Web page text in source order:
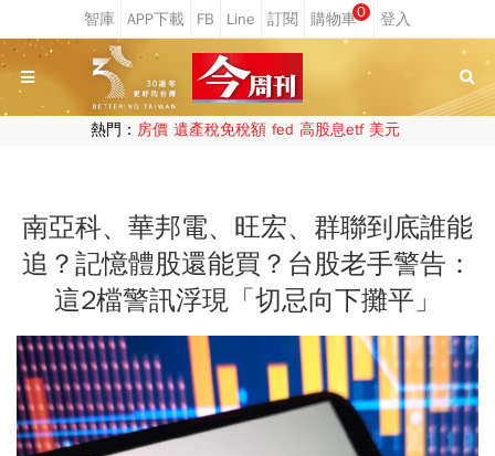
0
熱門： 房價 遺產稅免稅額 fed 高股息etf 美元
南亞科、華邦電、旺宏、群聯到底誰能
追？記憶體股還能買？台股老手警告：
這2檔警訊浮現「切忌向下攤平」